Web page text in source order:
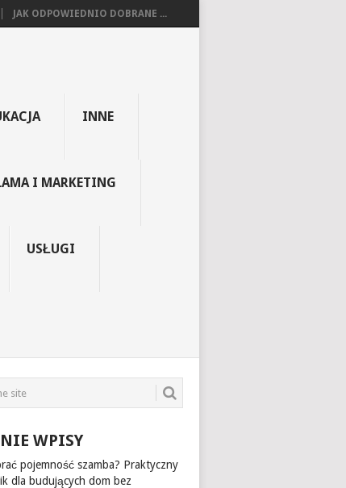
JAK ODPOWIEDNIO DOBRANE ...
INNE
I MARKETING
USŁUGI
WPISY
pojemność szamba? Praktyczny
dla budujących dom bez